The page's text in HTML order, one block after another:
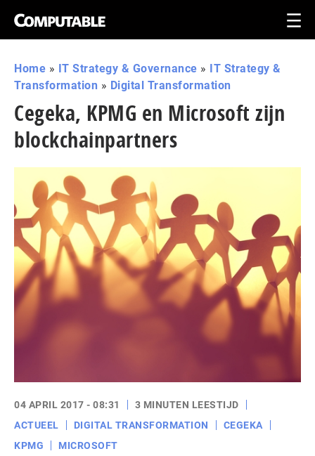
Home » IT Strategy & Governance » IT Strategy &
Transformation » Digital Transformation
Cegeka, KPMG en Microsoft zijn
blockchainpartners
04 APRIL 2017 - 08:31
3 MINUTEN LEESTIJD
ACTUEEL
DIGITAL TRANSFORMATION
CEGEKA
KPMG
MICROSOFT